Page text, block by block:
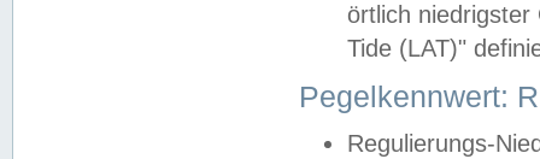
örtlich
Tide (LAT)"
Pegelkennwert:
Regulierungs-